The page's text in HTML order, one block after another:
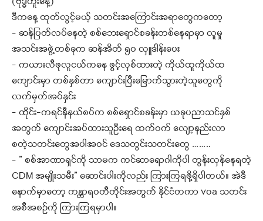
ဒီကနေ့ ထုတ်လွင့်မယ့် သတင်းအကြောင်းအရာတွေကတော့
– ဆန်ပြတ်လပ်နေတဲ့ စစ်ဘေးရှောင်စခန်းတစ်နေရာမှာ လူမှု
အသင်းအဖွဲ့တစ်ခုက ဆန်အိတ် ၅၀ လှူဒါန်းပေး
– ကယားလီဖုလူငယ်ကနေ ဖွင့်လှစ်ထားတဲ့ ကိုယ်ထူကိုယ်ထ
ကျောင်းမှာ တစ်နှစ်တာ ကျောင်းပြီးမြောက်သွားတဲ့သူတွေကို
လက်မှတ်အပ်နှင်း
– ထိုင်း-ကရင်နီနယ်စပ်က စစ်ရှောင်စခန်းမှာ ယခုပညာသင်နှစ်
အတွက် ကျောင်းအပ်ထားသူဦးရေ ထက်ဝက် လျော့နည်းလာ
စတဲ့သတင်းတွေအပါအဝင် ဒေသတွင်းသတင်းတွေ ……..
– ” စစ်အာဏာရှင်ကို သာမက ကင်ဆာရောဂါကိုပါ တွန်းလှန်နေရတဲ့
CDM အမျိုးသမီး”‌ ဆောင်းပါးကိုလည်း ကြားကြရဖို့ရှိပါတယ်။ အဲဒီ
နောက်မှာတော့ ကန္တာရဝတီတိုင်းအတွက် နိုင်ငံတကာ voa သတင်း
အစီအစဉ်ကို ကြားကြရမှာပါ။